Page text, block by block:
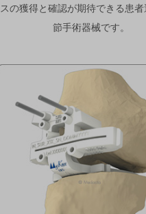
スの獲得と確認が期待できる患
節手術器械です。